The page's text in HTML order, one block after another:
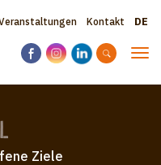
Kontakt
Ziele